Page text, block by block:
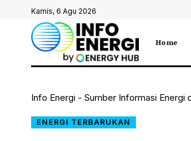
Kamis, 6 Agu 2026
Home
Info Energi - Sumber Informasi Energi
ENERGI TERBARUKAN